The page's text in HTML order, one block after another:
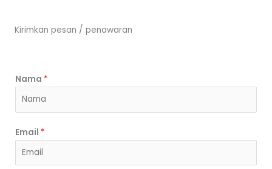
Kirimkan pesan / penawaran
Nama *
Email *